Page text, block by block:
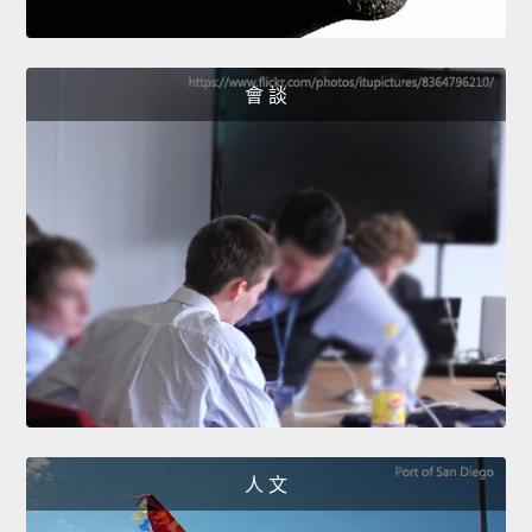
會 談
人 文